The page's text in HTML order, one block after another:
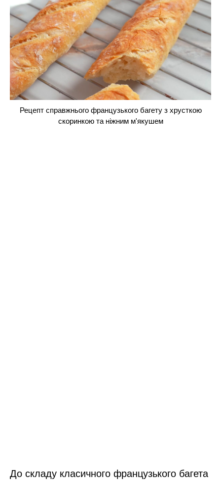
Рецепт справжнього французького багету з хрусткою
скоринкою та ніжним м'якушем
До складу класичного французького багета